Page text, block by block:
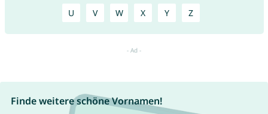
U V W X Y Z
Finde weitere schöne Vornamen!